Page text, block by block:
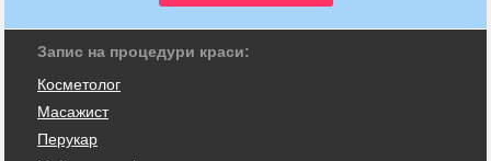
Запис на процедури краси:
Косметолог
Масажист
Перукар